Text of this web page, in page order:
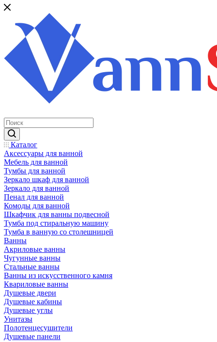
Каталог
Аксессуары для ванной
Мебель для ванной
Тумбы для ванной
Зеркало шкаф для ванной
Зеркало для ванной
Пенал для ванной
Комоды для ванной
Шкафчик для ванны подвесной
Тумба под стиральную машину
Тумба в ванную со столешницей
Ванны
Акриловые ванны
Чугунные ванны
Стальные ванны
Ванны из искусственного камня
Квариловые ванны
Душевые двери
Душевые кабины
Душевые углы
Унитазы
Полотенцесушители
Душевые панели